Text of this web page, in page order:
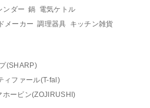
ンダー 鍋 電気ケトル
メーカー 調理器具 キッチン雑貨
(SHARP)
ィファール(T-fal)
ホービン(ZOJIRUSHI)